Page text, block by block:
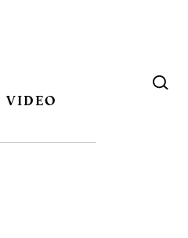
VIDEO